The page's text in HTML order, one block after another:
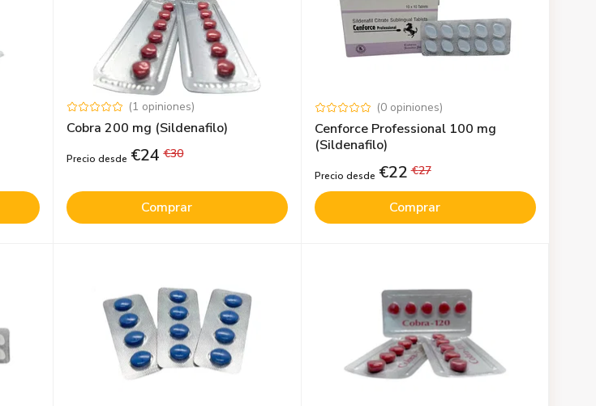
(1 opiniones)
Cobra 200 mg (Sildenafilo)
Precio desde €24 €30
Comprar
(0 opiniones)
Cenforce Professional 100 mg
(Sildenafilo)
Precio desde €22 €27
Comprar